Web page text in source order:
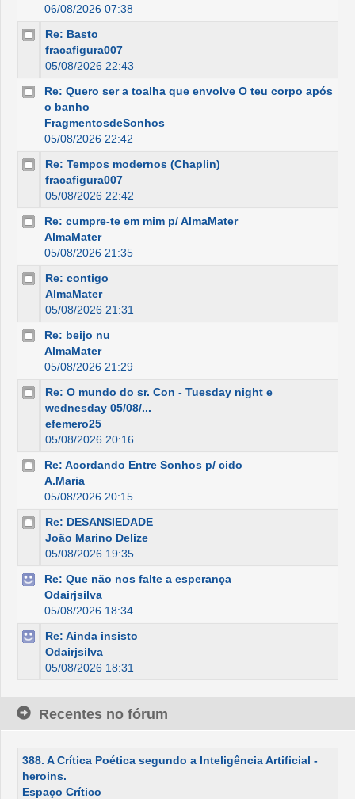
06/08/2026 07:38
Re: Basto
fracafigura007
05/08/2026 22:43
Re: Quero ser a toalha que envolve O teu corpo após
o banho
FragmentosdeSonhos
05/08/2026 22:42
Re: Tempos modernos (Chaplin)
fracafigura007
05/08/2026 22:42
Re: cumpre-te em mim p/ AlmaMater
AlmaMater
05/08/2026 21:35
Re: contigo
AlmaMater
05/08/2026 21:31
Re: beijo nu
AlmaMater
05/08/2026 21:29
Re: O mundo do sr. Con - Tuesday night e
wednesday 05/08/...
efemero25
05/08/2026 20:16
Re: Acordando Entre Sonhos p/ cido
A.Maria
05/08/2026 20:15
Re: DESANSIEDADE
João Marino Delize
05/08/2026 19:35
Re: Que não nos falte a esperança
Odairjsilva
05/08/2026 18:34
Re: Ainda insisto
Odairjsilva
05/08/2026 18:31
Recentes no fórum
388. A Crítica Poética segundo a Inteligência Artificial -
heroins.
Espaço Crítico